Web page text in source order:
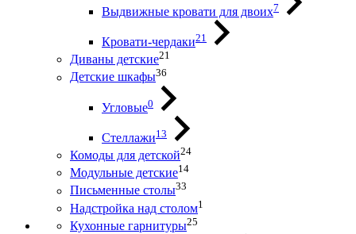
Выдвижные кровати для двоих7
Кровати-чердаки21
Диваны детские21
Детские шкафы36
Угловые0
Стеллажи13
Комоды для детской24
Модульные детские14
Письменные столы33
Надстройка над столом1
Кухонные гарнитуры25